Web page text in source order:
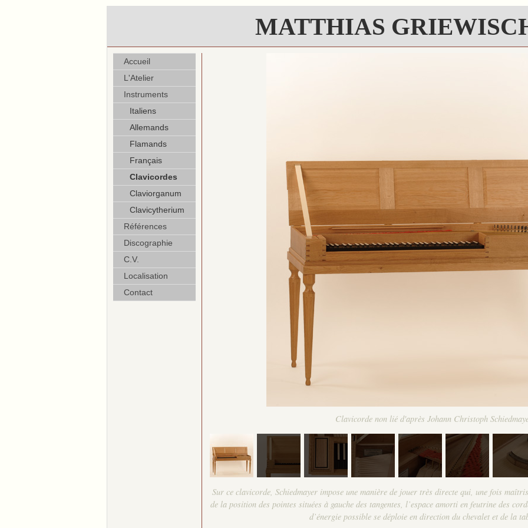
MATTHIAS
Clavicorde non lié d'après Johann Christoph
Sur ce clavicorde, Schiedmayer impose une manière de jouer très directe qui, une fois
de la position des pointes situées à gauche des tangentes, l’espace amorti en feutrine des
d’énergie possible se déploie en direction du chevalet et de la
Accueil
L'Atelier
Instruments
Italiens
Allemands
Flamands
Français
Clavicordes
Claviorganum
Clavicytherium
Références
Discographie
C.V.
Localisation
Contact